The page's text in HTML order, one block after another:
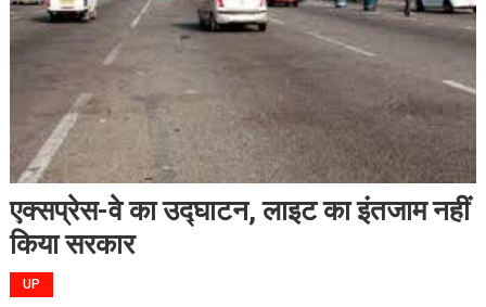
एक्सप्रेस-वे का उद्घाटन, लाइट का इंतजाम नहीं
किया सरकार
UP